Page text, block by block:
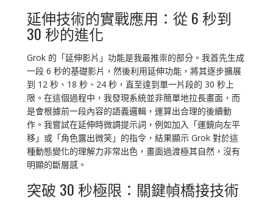
延伸技術的實戰應用：從 6 秒到
30 秒的進化
Grok 的「延伸影片」功能是我最推崇的部分。我首先生成
一段 6 秒的基礎影片，然後利用延伸功能，將其逐步擴展
到 12 秒、18 秒、24 秒，直至達到單一片段的 30 秒上
限。在這個過程中，我發現系統並非簡單地拉長畫面，而
是會根據前一段內容的語義邏輯，運算出合理的後續動
作。我嘗試在延伸時微調提示詞，例如加入「運鏡向左平
移」或「角色露出微笑」的指令，結果顯示 Grok 對於這
種動態變化的理解力非常出色，畫面過渡極其自然，沒有
明顯的斷層感。
突破 30 秒極限：關鍵幀橋接技術